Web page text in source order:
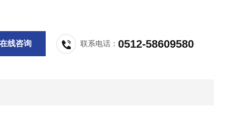
线咨询 联系电话：0512-58609580